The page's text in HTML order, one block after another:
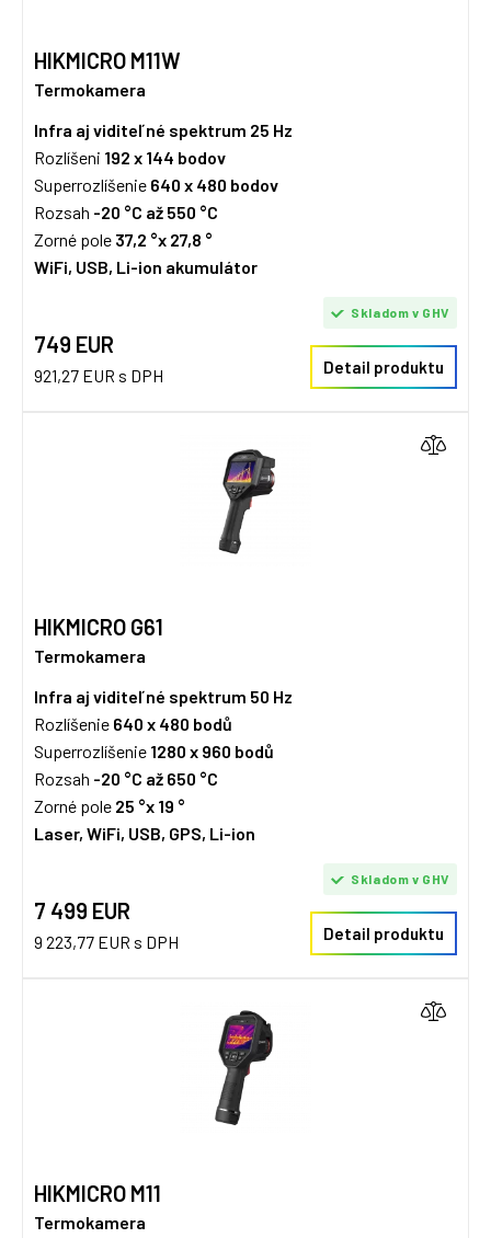
HIKMICRO M11W
Termokamera
Infra aj viditeľné spektrum 25 Hz
Rozlíšeni 192 x 144 bodov
Superrozlíšenie 640 x 480 bodov
Rozsah -20 °C až 550 °C
Zorné pole 37,2 °x 27,8 °
WiFi, USB, Li-ion akumulátor
749 EUR
921,27 EUR s DPH
Skladom v GHV
Detail produktu
HIKMICRO G61
Termokamera
Infra aj viditeľné spektrum 50 Hz
Rozlíšenie 640 x 480 bodů
Superrozlíšenie 1280 x 960 bodů
Rozsah -20 °C až 650 °C
Zorné pole 25 °x 19 °
Laser, WiFi, USB, GPS, Li-ion
7 499 EUR
9 223,77 EUR s DPH
Skladom v GHV
Detail produktu
HIKMICRO M11
Termokamera